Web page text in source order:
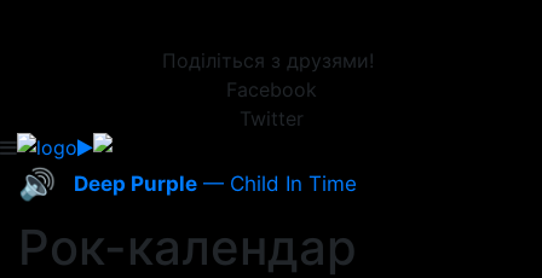
Поділіться з друзями!
Facebook
Twitter
🔊 Deep Purple — Child In Time
Рок-календар